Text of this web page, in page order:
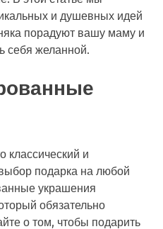
и душевных идей
порадуют вашу маму и
себя желанной.
и
подарка на любой
украшения
обязательно
о том, чтобы подарить